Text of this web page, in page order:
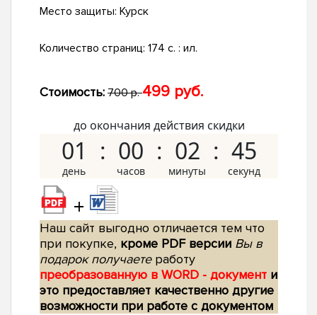
Место защиты: Курск
Количество страниц: 174 с. : ил.
Стоимость: 700 р.499 руб.
до окончания действия скидки
01 00 02 44
+
Наш сайт выгодно отличается тем что
при покупке, кроме PDF версии Вы в
подарок получаетеработу
преобразованную в WORD - документ и
это предоставляет качественно другие
возможности при работе с документом